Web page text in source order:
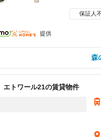
保証人
提供
森
エトワール21の賃貸物件